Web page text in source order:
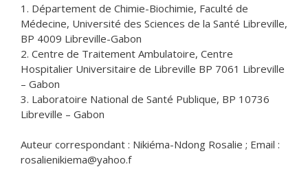
1. Département de Chimie-Biochimie, Faculté de
Médecine, Université des Sciences de la Santé Libreville,
BP 4009 Libreville-Gabon
2. Centre de Traitement Ambulatoire, Centre
Hospitalier Universitaire de Libreville BP 7061 Libreville
– Gabon
3. Laboratoire National de Santé Publique, BP 10736
Libreville – Gabon
Auteur correspondant : Nikiéma-Ndong Rosalie ; Email :
rosalienikiema@yahoo.f